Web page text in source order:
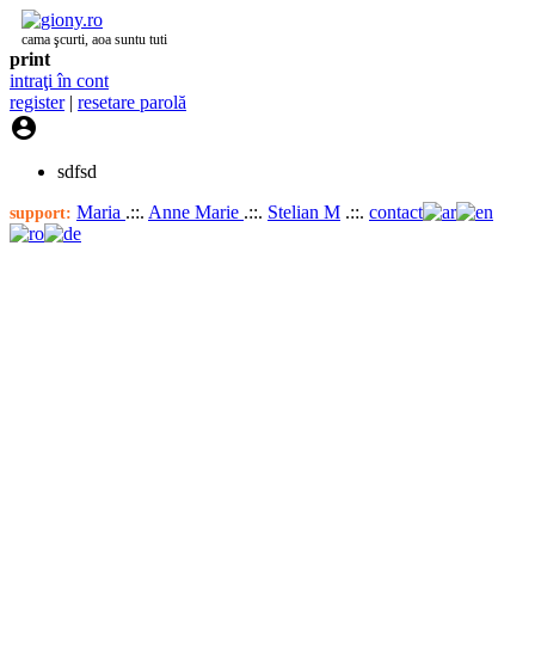
cama şcurti, aoa suntu tuti
print
intraţi în cont
register| resetare parolă

sdfsd
support: Maria .::. Anne Marie .::. Stelian M .::. contact